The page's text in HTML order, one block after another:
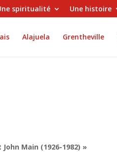
spiritualité Une histoire
Alajuela Grentheville
Main (1926-1982) »